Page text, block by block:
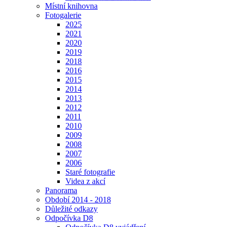
Místní knihovna
Fotogalerie
2025
2021
2020
2019
2018
2016
2015
2014
2013
2012
2011
2010
2009
2008
2007
2006
Staré fotografie
Videa z akcí
Panorama
Období 2014 - 2018
Důležité odkazy
Odpočívka D8